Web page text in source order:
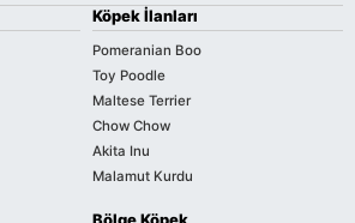
Köpek İlanları
Pomeranian Boo
Toy Poodle
Maltese Terrier
Chow Chow
Akita Inu
Malamut Kurdu